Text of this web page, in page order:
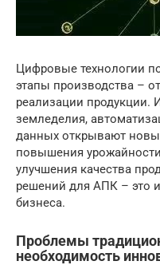
Цифровые технологии
этапы производства –
реализации продукции.
земледелия,
данных открывают
повышения
улучшения качества
решений для АПК – это
бизнеса.
Проблемы
необходимость